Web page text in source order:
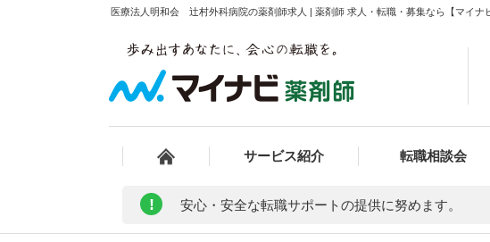
医療法人明和会 辻村外科病院の薬剤師求人 | 薬剤師 求人・転職・募集なら【マイナ
サービス紹介 転職相談会
! 安心・安全な転職サポートの提供に努めます。